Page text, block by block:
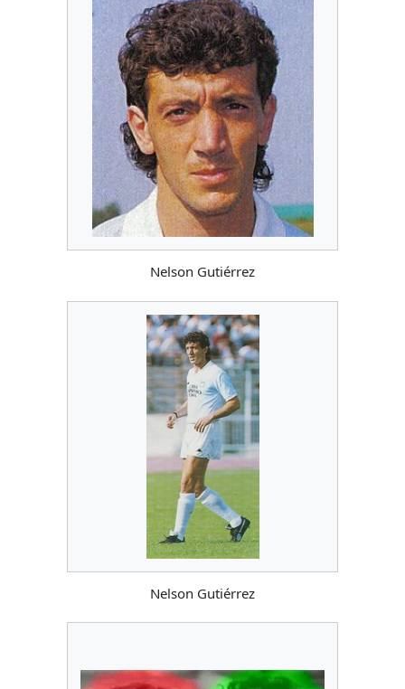
Nelson Gutiérrez
Nelson Gutiérrez